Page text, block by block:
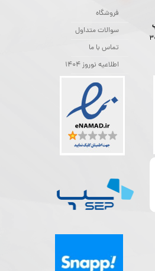
فروشگاه
سوالات متداول
تماس با ما
اطلاعیه نوروز 1404